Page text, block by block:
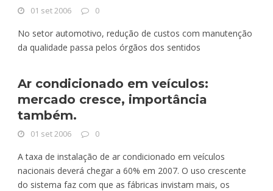
01 set 2006 0
No setor automotivo, redução de custos com manutenção
da qualidade passa pelos órgãos dos sentidos
Ar condicionado em veículos:
mercado cresce, importância
também.
01 set 2006 0
A taxa de instalação de ar condicionado em veículos
nacionais deverá chegar a 60% em 2007. O uso crescente
do sistema faz com que as fábricas invistam mais, os